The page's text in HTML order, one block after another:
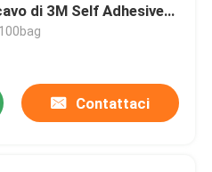
di 3M Self Adhesive
Contattaci